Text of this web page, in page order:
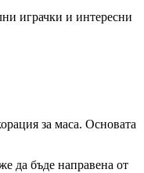
играчки и интересни
за маса. Основата
да бъде направена от